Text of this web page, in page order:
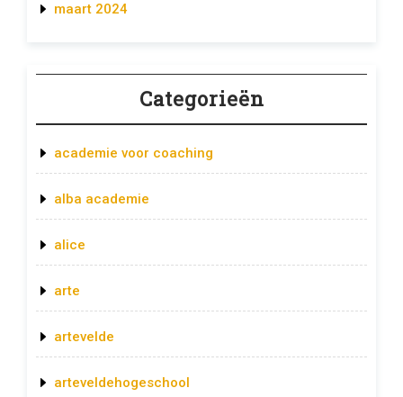
maart 2024
Categorieën
academie voor coaching
alba academie
alice
arte
artevelde
arteveldehogeschool